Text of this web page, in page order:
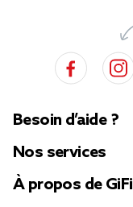
Besoin d’aide ?
Nos services
À propos de GiFi